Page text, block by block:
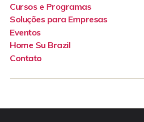
Cursos e Programas
Soluções para Empresas
Eventos
Home Su Brazil
Contato